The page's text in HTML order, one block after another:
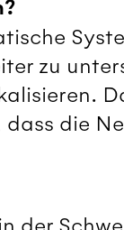
zu
die